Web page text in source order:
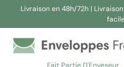
Livraison en 48h/72h |